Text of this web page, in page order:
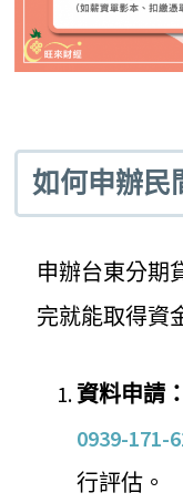
如何申辦民
申辦台東分期
完就能取得資
資料申請：
0939-171-
行評估。